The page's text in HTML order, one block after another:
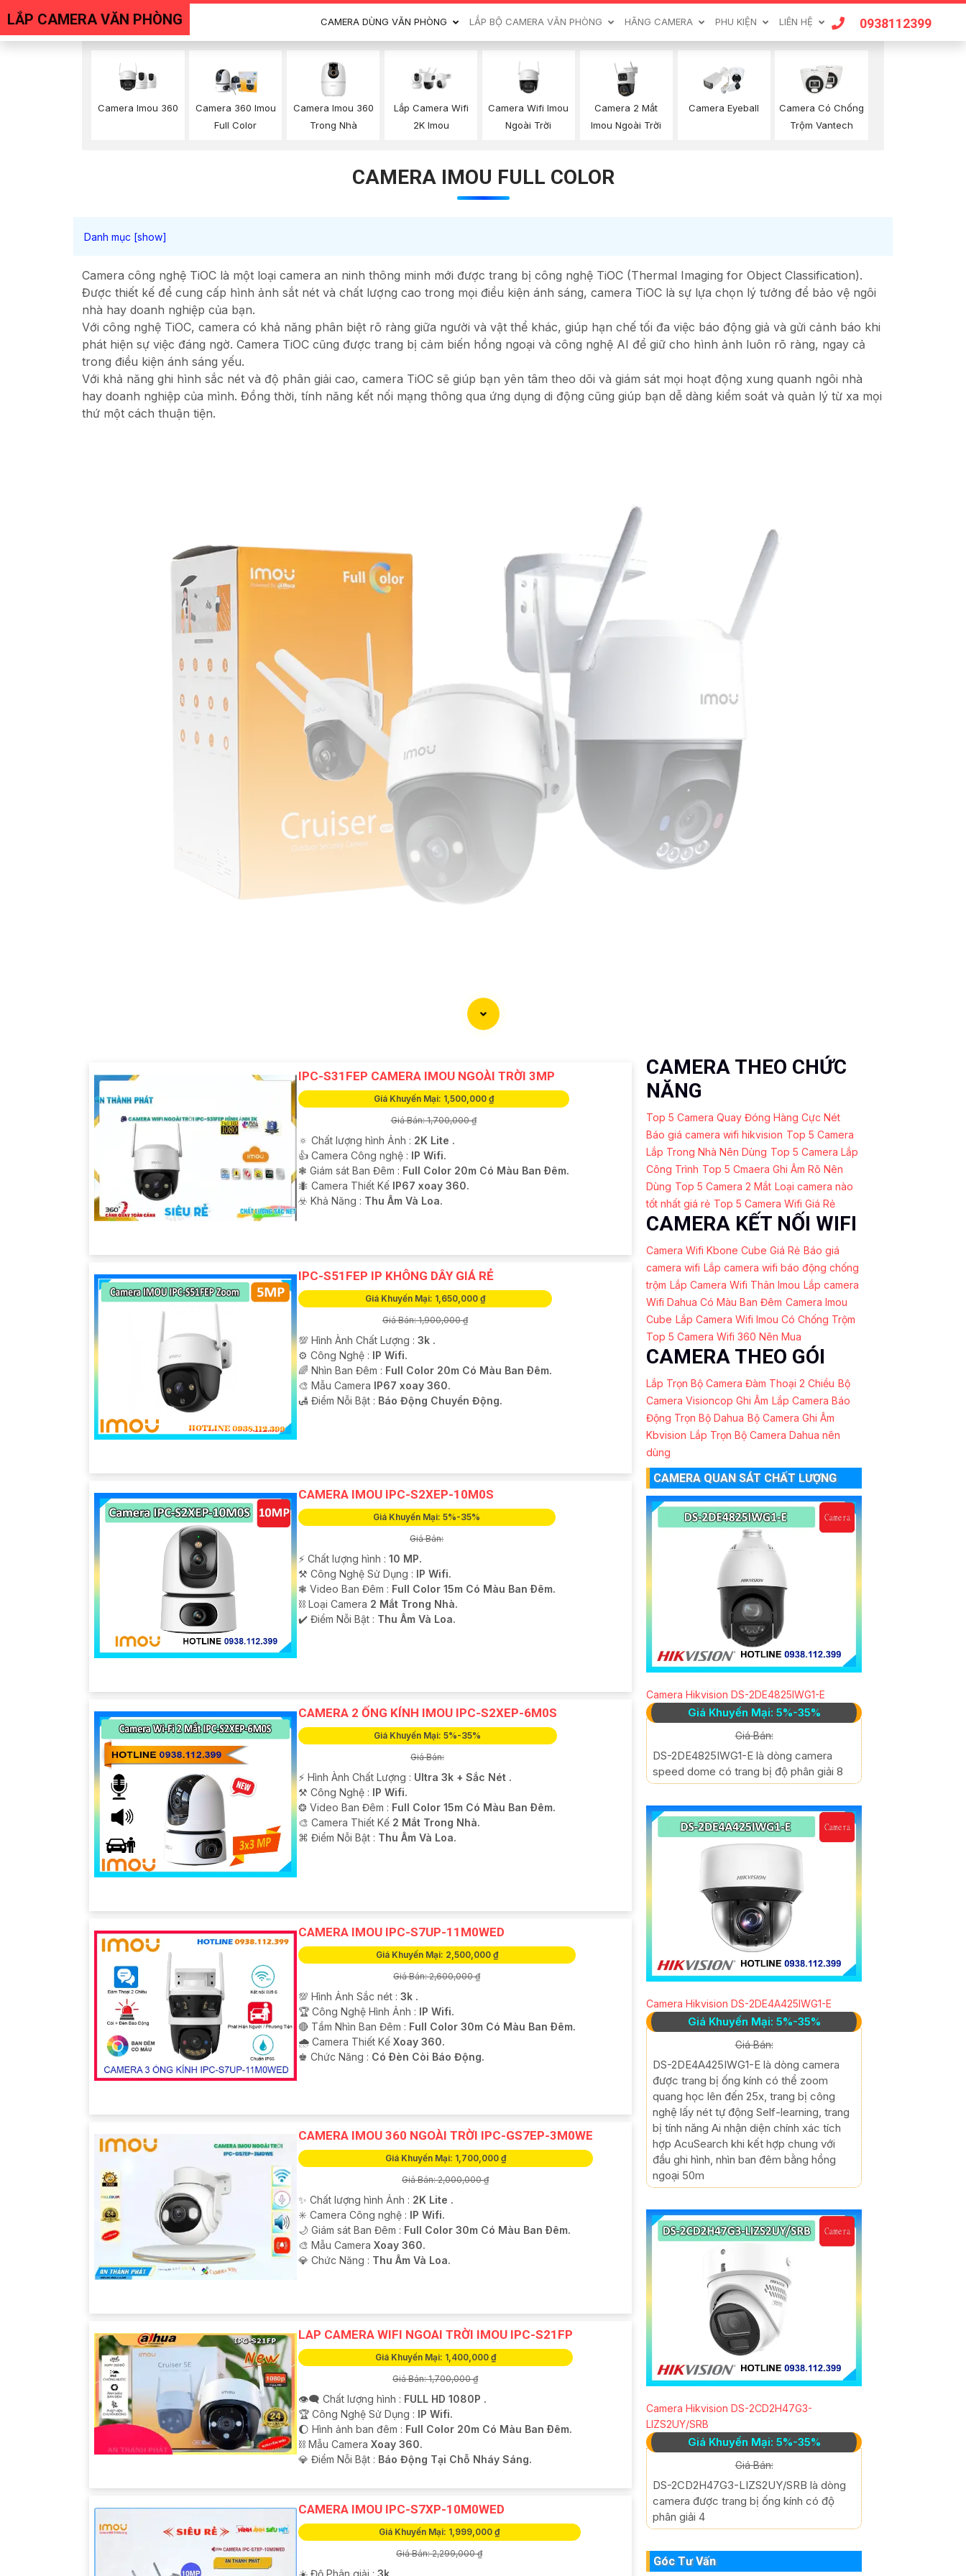
LẮP CAMERA VĂN PHÒNG CAMERA DÙNG VĂN PHÒNG LẮP BỘ CAMERA VĂN PHÒNG HÃNG CAMERA PHU KIỆN LIÊN HỆ 0938112399
Camera Imou 360
Camera 360 Imou
Full Color
Camera Imou 360
Trong Nhà
Lắp Camera Wifi
2K Imou
Camera Wifi Imou
Ngoài Trời
Camera 2 Mắt
Imou Ngoài Trời
Camera Eyeball
Camera Có Chống
Trộm Vantech
CAMERA IMOU FULL COLOR
Camera công nghệ TiOC là một loại camera an ninh thông minh mới được trang bị công nghệ TiOC (Thermal Imaging for Object Classification).
Được thiết kế để cung cấp hình ảnh sắt nét và chất lượng cao trong mọi điều kiện ánh sáng, camera TiOC là sự lựa chọn lý tưởng để bảo vệ ngôi
nhà hay doanh nghiệp của bạn.
Với công nghệ TiOC, camera có khả năng phân biệt rõ ràng giữa người và vật thể khác, giúp hạn chế tối đa việc báo động giả và gửi cảnh báo khi
phát hiện sự việc đáng ngờ. Camera TiOC cũng được trang bị cảm biến hồng ngoại và công nghệ AI để giữ cho hình ảnh luôn rõ ràng, ngay cả
trong điều kiện ánh sáng yếu.
Với khả năng ghi hình sắc nét và độ phân giải cao, camera TiOC sẽ giúp bạn yên tâm theo dõi và giám sát mọi hoạt động xung quanh ngôi nhà
hay doanh nghiệp của mình. Đồng thời, tính năng kết nối mạng thông qua ứng dụng di động cũng giúp bạn dễ dàng kiểm soát và quản lý từ xa mọi
thứ một cách thuận tiện.
IPC-S31FEP CAMERA IMOU NGOÀI TRỜI 3MP
Giá Khuyến Mại: 1,500,000 ₫
Giá Bán: 1,700,000 ₫
🔅 Chất lượng hình Ảnh : 2K Lite .
👍 Camera Công nghệ : IP Wifi.
❃ Giám sát Ban Đêm : Full Color 20m Có Màu Ban Ðêm.
🐜 Camera Thiết Kế IP67 xoay 360.
️☣️ Khả Năng : Thu Âm Và Loa.
IPC-S51FEP IP KHÔNG DÂY GIÁ RẺ
Giá Khuyến Mại: 1,650,000 ₫
Giá Bán: 1,900,000 ₫
💯 Hình Ành Chất Lượng : 3k .
⚙ Công Nghệ : IP Wifi.
🌈 Nhìn Ban Đêm : Full Color 20m Có Màu Ban Ðêm.
🎨 Mẫu Camera IP67 xoay 360.
️🛃 Điểm Nỗi Bật : Báo Động Chuyển Động.
CAMERA IMOU IPC-S2XEP-10M0S
Giá Khuyến Mại: 5%-35%
Giá Bán:
️⚡ Chất lượng hình : 10 MP.
⚒ Công Nghệ Sử Dụng : IP Wifi.
❃ Video Ban Đêm : Full Color 15m Có Màu Ban Ðêm.
⛓ Loại Camera 2 Mắt Trong Nhà.
️✔️ Điểm Nỗi Bật : Thu Âm Và Loa.
CAMERA 2 ỐNG KÍNH IMOU IPC-S2XEP-6M0S
Giá Khuyến Mại: 5%-35%
Giá Bán:
️⚡ Hình Ành Chất Lượng : Ultra 3k + Sắc Nét .
⚒ Công Nghệ :
IP Wifi.
❂ Video Ban Đêm : Full Color 15m Có Màu Ban Ðêm.
🎨 Camera Thiết Kế 2 Mắt Trong Nhà.
️⌘ Điểm Nỗi Bật : Thu Âm Và Loa.
CAMERA IMOU IPC-S7UP-11M0WED
Giá Khuyến Mại: 2,500,000 ₫
Giá Bán: 2,600,000 ₫
💯 Hình Ảnh Sắc nét : 3k .
🏆 Công Nghệ Hình Ảnh : IP Wifi.
🔴 Tầm Nhìn Ban Đêm : Full Color 30m Có Màu Ban Ðêm.
🌧️ Camera Thiết Kế Xoay 360.
️♚ Chức Năng : Có Ðèn Còi Báo Động.
CAMERA IMOU 360 NGOÀI TRỜI IPC-GS7EP-3M0WE
Giá Khuyến Mại: 1,700,000 ₫
Giá Bán: 2,000,000 ₫
✨ Chất lượng hình Ảnh : 2K Lite .
✳️ Camera Công nghệ :
IP Wifi.
🌙 Giám sát Ban Đêm : Full Color 30m Có Màu Ban Ðêm.
🎨 Mẫu Camera Xoay 360.
️💎 Chức Năng : Thu Âm Và Loa.
LAP CAMERA WIFI NGOAI TRỜI IMOU IPC-S21FP
Giá Khuyến Mại: 1,400,000 ₫
Giá Bán: 1,700,000 ₫
👁️‍🗨 Chất lượng hình : FULL HD 1080P .
🏆 Công Nghệ Sử Dụng : IP Wifi.
🌔 Hình ảnh ban đêm : Full Color 20m Có Màu Ban Ðêm.
⛓ Mẫu Camera Xoay 360.
️💎 Điểm Nỗi Bật : Báo Động Tại Chỗ Nháy Sáng.
CAMERA IMOU IPC-S7XP-10M0WED
Giá Khuyến Mại: 1,999,000 ₫
Giá Bán: 2,299,000 ₫
CAMERA THEO CHỨC
NĂNG
Top 5 Camera Quay Đóng Hàng Cực Nét
Báo giá camera wifi hikvision Top 5 Camera
Lắp Trong Nhà Nên Dùng Top 5 Camera Lắp
Công Trình Top 5 Cmaera Ghi Âm Rõ Nên
Dùng Top 5 Camera 2 Mắt Loại camera nào
tốt nhất giá rẻ Top 5 Camera Wifi Giá Rẻ
CAMERA KẾT NỐI WIFI
Camera Wifi Kbone Cube Giá Rẻ Báo giá
camera wifi Lắp camera wifi báo động chống
trộm Lắp Camera Wifi Thân Imou Lắp camera
Wifi Dahua Có Màu Ban Đêm Camera Imou
Cube Lắp Camera Wifi Imou Có Chống Trộm
Top 5 Camera Wifi 360 Nên Mua
CAMERA THEO GÓI
Lắp Trọn Bộ Camera Đàm Thoại 2 Chiều Bộ
Camera Visioncop Ghi Âm Lắp Camera Báo
Động Trọn Bộ Dahua Bộ Camera Ghi Âm
Kbvision Lắp Trọn Bộ Camera Dahua nên
dùng
CAMERA QUAN SÁT CHẤT LƯỢNG
Camera Hikvision DS-2DE4825IWG1-E
Giá Khuyến Mại: 5%-35%
Giá Bán:
DS-2DE4825IWG1-E là dòng camera
speed dome có trang bị độ phân giải 8
Camera Hikvision DS-2DE4A425IWG1-E
Giá Khuyến Mại: 5%-35%
Giá Bán:
DS-2DE4A425IWG1-E là dòng camera
được trang bị ống kính có thể zoom
quang học lên đến 25x, trang bị công
nghệ lấy nét tự động Self-learning, trang
bị tính năng Ai nhận diện chính xác tích
hợp AcuSearch khi kết hợp chung với
đầu ghi hình, nhìn ban đêm bằng hồng
ngoại 50m
Camera Hikvision DS-2CD2H47G3-
LIZS2UY/SRB
Giá Khuyến Mại: 5%-35%
Giá Bán:
DS-2CD2H47G3-LIZS2UY/SRB là dòng
camera được trang bị ống kính có độ
phân giải 4
Góc Tư Vấn